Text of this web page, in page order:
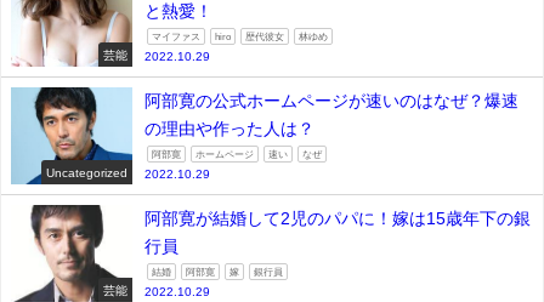
芸能
と熱愛！
マイファス hiro 歴代彼女 林ゆめ
2022.10.29
Uncategorized
阿部寛の公式ホームページが速いのはなぜ？爆速
の理由や作った人は？
阿部寛 ホームページ 速い なぜ
2022.10.29
芸能
阿部寛が結婚して2児のパパに！嫁は15歳年下の銀
行員
結婚 阿部寛 嫁 銀行員
2022.10.29